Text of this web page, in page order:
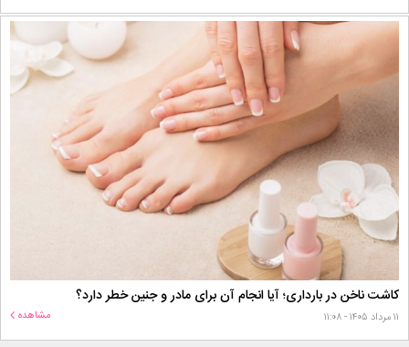
کاشت ناخن در بارداری؛ آیا انجام آن برای مادر و جنین خطر دارد؟
۱۱ مرداد ۱۴۰۵ - ۱۱:۰۸ مشاهده